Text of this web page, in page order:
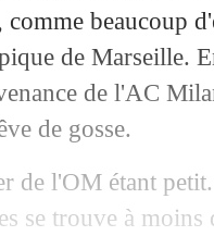
comme beaucoup
de Marseille.
de l'AC
de gosse.
de l'OM étant
se trouve à
pour
le départ de
le
que la L1